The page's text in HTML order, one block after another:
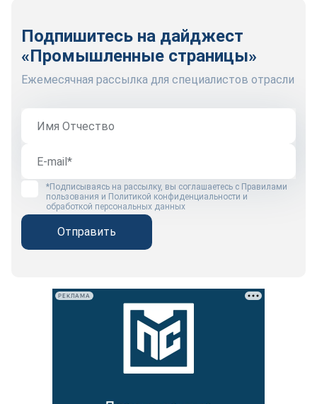
Подпишитесь на дайджест
«Промышленные страницы»
Ежемесячная рассылка для специалистов отрасли
*Подписываясь на рассылку, вы соглашаетесь с Правилами
пользования и Политикой конфиденциальности и
обработкой персональных данных
Отправить
РЕКЛАМА